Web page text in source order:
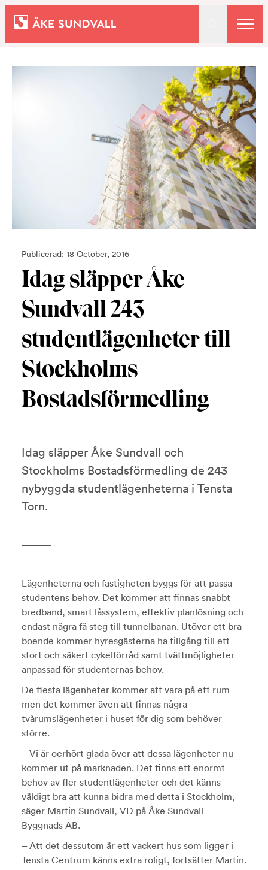
Bostäder
Lokaler och parkering
Entreprenad
Kontakt
Publicerad: 18 October, 2016
Idag släpper Åke
Sundvall 243
studentlägenheter till
Stockholms
Bostadsförmedling
Idag släpper Åke Sundvall och
Stockholms Bostadsförmedling de 243
nybyggda studentlägenheterna i Tensta
Torn.
Lägenheterna och fastigheten byggs för att passa
studentens behov. Det kommer att finnas snabbt
bredband, smart låssystem, effektiv planlösning och
endast några få steg till tunnelbanan. Utöver ett bra
boende kommer hyresgästerna ha tillgång till ett
stort och säkert cykelförråd samt tvättmöjligheter
anpassad för studenternas behov.
De flesta lägenheter kommer att vara på ett rum
men det kommer även att finnas några
tvårumslägenheter i huset för dig som behöver
större.
– Vi är oerhört glada över att dessa lägenheter nu
kommer ut på marknaden. Det finns ett enormt
behov av fler studentlägenheter och det känns
väldigt bra att kunna bidra med detta i Stockholm,
säger Martin Sundvall, VD på Åke Sundvall
Byggnads AB.
– Att det dessutom är ett vackert hus som ligger i
Tensta Centrum känns extra roligt, fortsätter Martin.